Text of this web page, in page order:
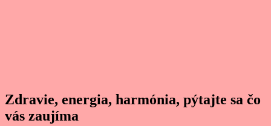
Zdravie, energia, harmónia, pýtajte sa čo
vás zaujíma